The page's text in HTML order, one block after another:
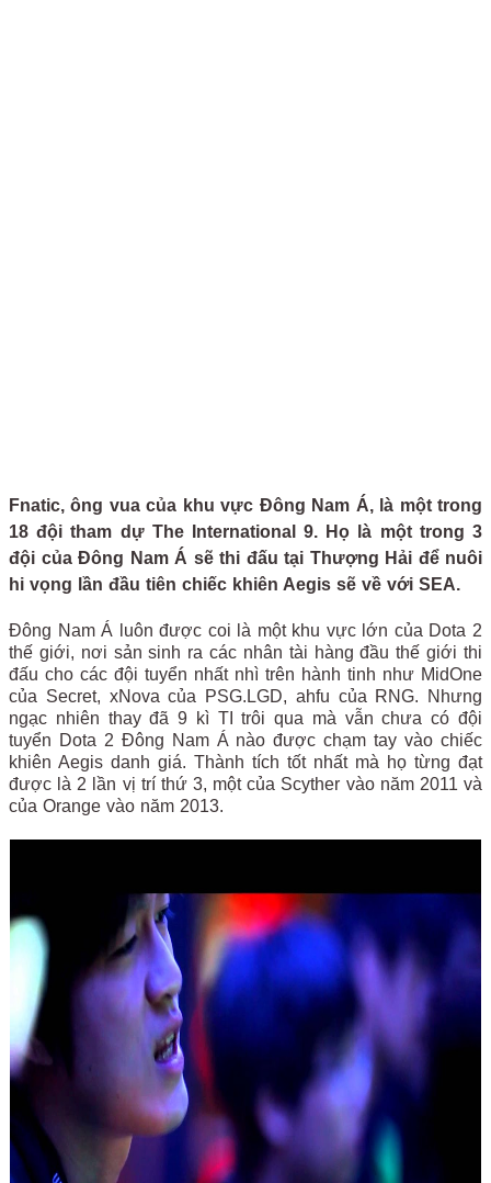
Fnatic, ông vua của khu vực Đông Nam Á, là một trong
18 đội tham dự The International 9. Họ là một trong 3
đội của Đông Nam Á sẽ thi đấu tại Thượng Hải để nuôi
hi vọng lần đầu tiên chiếc khiên Aegis sẽ về với SEA.
Đông Nam Á luôn được coi là một khu vực lớn của Dota 2
thế giới, nơi sản sinh ra các nhân tài hàng đầu thế giới thi
đấu cho các đội tuyển nhất nhì trên hành tinh như MidOne
của Secret, xNova của PSG.LGD, ahfu của RNG. Nhưng
ngạc nhiên thay đã 9 kì TI trôi qua mà vẫn chưa có đội
tuyển Dota 2 Đông Nam Á nào được chạm tay vào chiếc
khiên Aegis danh giá. Thành tích tốt nhất mà họ từng đạt
được là 2 lần vị trí thứ 3, một của Scyther vào năm 2011 và
của Orange vào năm 2013.